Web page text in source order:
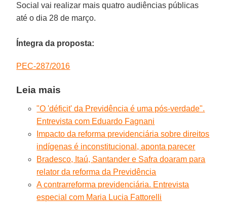
Social vai realizar mais quatro audiências públicas
até o dia 28 de março.
Íntegra da proposta:
PEC-287/2016
Leia mais
"O 'déficit' da Previdência é uma pós-verdade".
Entrevista com Eduardo Fagnani
Impacto da reforma previdenciária sobre direitos
indígenas é inconstitucional, aponta parecer
Bradesco, Itaú, Santander e Safra doaram para
relator da reforma da Previdência
A contrarreforma previdenciária. Entrevista
especial com Maria Lucia Fattorelli